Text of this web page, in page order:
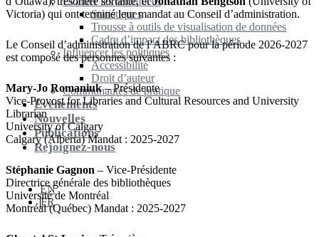
Statistiques
Trousse à outils de visualisation de données
Cadre d’impact des bibliothèques
Influencer les politiques
Accessibilité
Droit d’auteur
Communautés de pratique
Événements
Nouvelles
Publications
Rejoignez-nous
EN
FR
Victoria) qui ont terminé leur mandat au Conseil d’administration.
Le Conseil d’administration de l’ABRC pour la période 2026-2027
est composé des personnes suivantes :
Mary-Jo Romaniuk– Présidente
Vice-Provost for Libraries and Cultural Resources and University
Librarian
University of Calgary
Calgary (Alberta) Mandat : 2025-2027
Stéphanie Gagnon – Vice-Présidente
Directrice générale des bibliothèques
Université de Montréal
Montréal (Québec) Mandat : 2025-2027